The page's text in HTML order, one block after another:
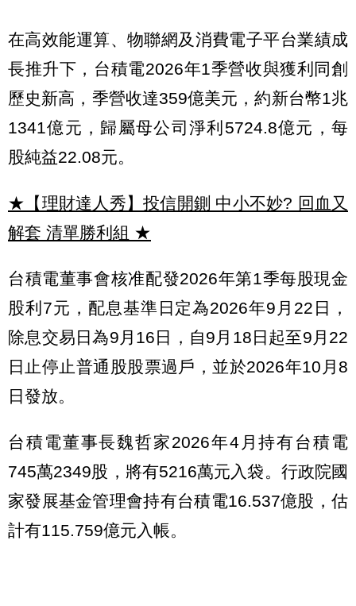
在高效能運算、物聯網及消費電子平台業績成
長推升下，台積電2026年1季營收與獲利同創
歷史新高，季營收達359億美元，約新台幣1兆
1341億元，歸屬母公司淨利5724.8億元，每
股純益22.08元。
★【理財達人秀】投信開鍘 中小不妙? 回血又
解套 清單勝利組 ★
台積電董事會核准配發2026年第1季每股現金
股利7元，配息基準日定為2026年9月22日，
除息交易日為9月16日，自9月18日起至9月22
日止停止普通股股票過戶，並於2026年10月8
日發放。
台積電董事長魏哲家2026年4月持有台積電
745萬2349股，將有5216萬元入袋。行政院國
家發展基金管理會持有台積電16.537億股，估
計有115.759億元入帳。